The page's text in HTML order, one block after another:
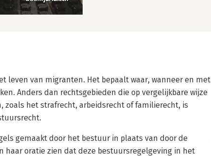
leven van migranten. Het bepaalt waar, wanneer en met
Anders dan rechtsgebieden die op vergelijkbare wijze
zoals het strafrecht, arbeidsrecht of familierecht, is
gemaakt door het bestuur in plaats van door de
haar oratie zien dat deze bestuursregelgeving in het